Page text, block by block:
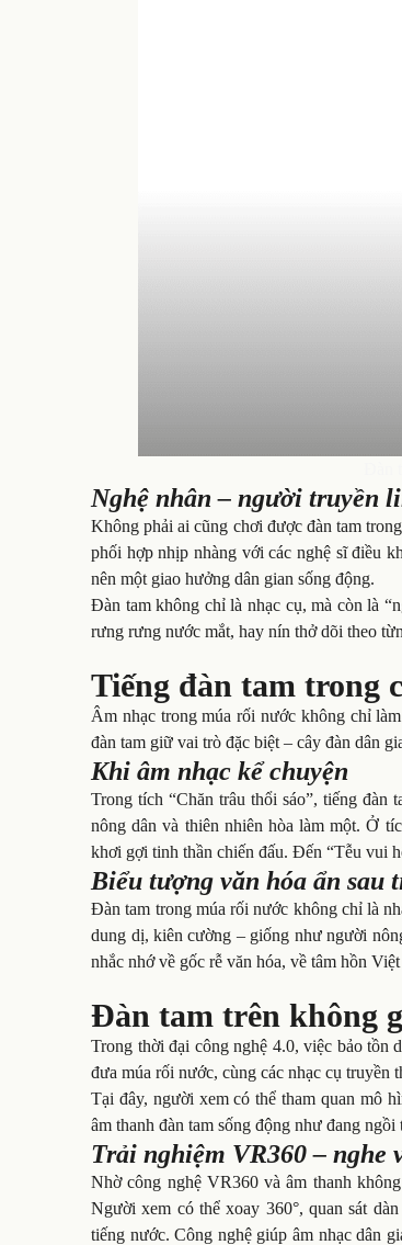
Nghệ nhân – người truyền
Không phải ai cũng chơi được đàn tam
phối hợp nhịp nhàng với các nghệ sĩ điều
nên một giao hưởng dân gian sống động.
Đàn tam không chỉ là nhạc cụ, mà còn là
rưng rưng nước mắt, hay nín thở dõi theo
Tiếng đàn tam trong
Âm nhạc trong múa rối nước không chỉ
đàn tam giữ vai trò đặc biệt – cây đàn dân
Khi âm nhạc kể chuyện
Trong tích “Chăn trâu thổi sáo”, tiếng đàn
nông dân và thiên nhiên hòa làm một. Ở
khơi gợi tinh thần chiến đấu. Đến “Tễu vui
Biểu tượng văn hóa ẩn sau
Đàn tam trong múa rối nước không chỉ là
dung dị, kiên cường – giống như người
nhắc nhớ về gốc rễ văn hóa, về tâm hồn
Đàn tam trên không
Trong thời đại công nghệ 4.0, việc bảo tồn
đưa múa rối nước, cùng các nhạc cụ truyền
Tại đây, người xem có thể tham quan mô
âm thanh đàn tam sống động như đang ngồi
Trải nghiệm VR360 – nghe
Nhờ công nghệ VR360 và âm thanh
Người xem có thể xoay 360°, quan sát
tiếng nước. Công nghệ giúp âm nhạc dân